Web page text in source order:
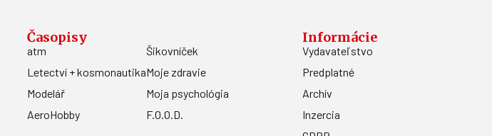
Časopisy
atm
Letectví + kosmonautika
Modelář
AeroHobby
Šikovníček
Moje zdravie
Moja psychológia
F.O.O.D.
Informácie
Vydavateľstvo
Predplatné
Archív
Inzercia